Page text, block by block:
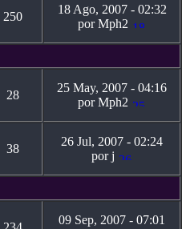
250
18 Ago, 2007 - 02:32
por Mph2
28
25 May, 2007 - 04:16
por Mph2
38
26 Jul, 2007 - 02:24
por j
09 Sep, 2007 - 07:01